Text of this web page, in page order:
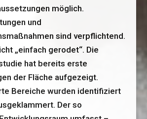
möglich.
und
sind verpflichtend.
„einfach gerodet“. Die
hat bereits erste
der Fläche aufgezeigt.
Bereiche wurden identifiziert
Der so